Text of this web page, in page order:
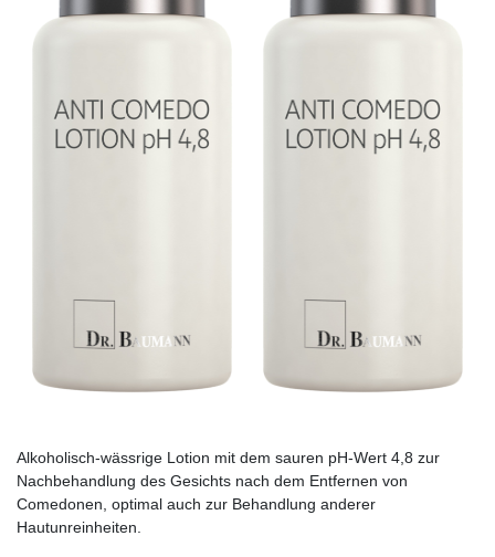
Alkoholisch-wässrige Lotion mit dem sauren pH-Wert 4,8 zur
Nachbehandlung des Gesichts nach dem Entfernen von
Comedonen, optimal auch zur Behandlung anderer
Hautunreinheiten.